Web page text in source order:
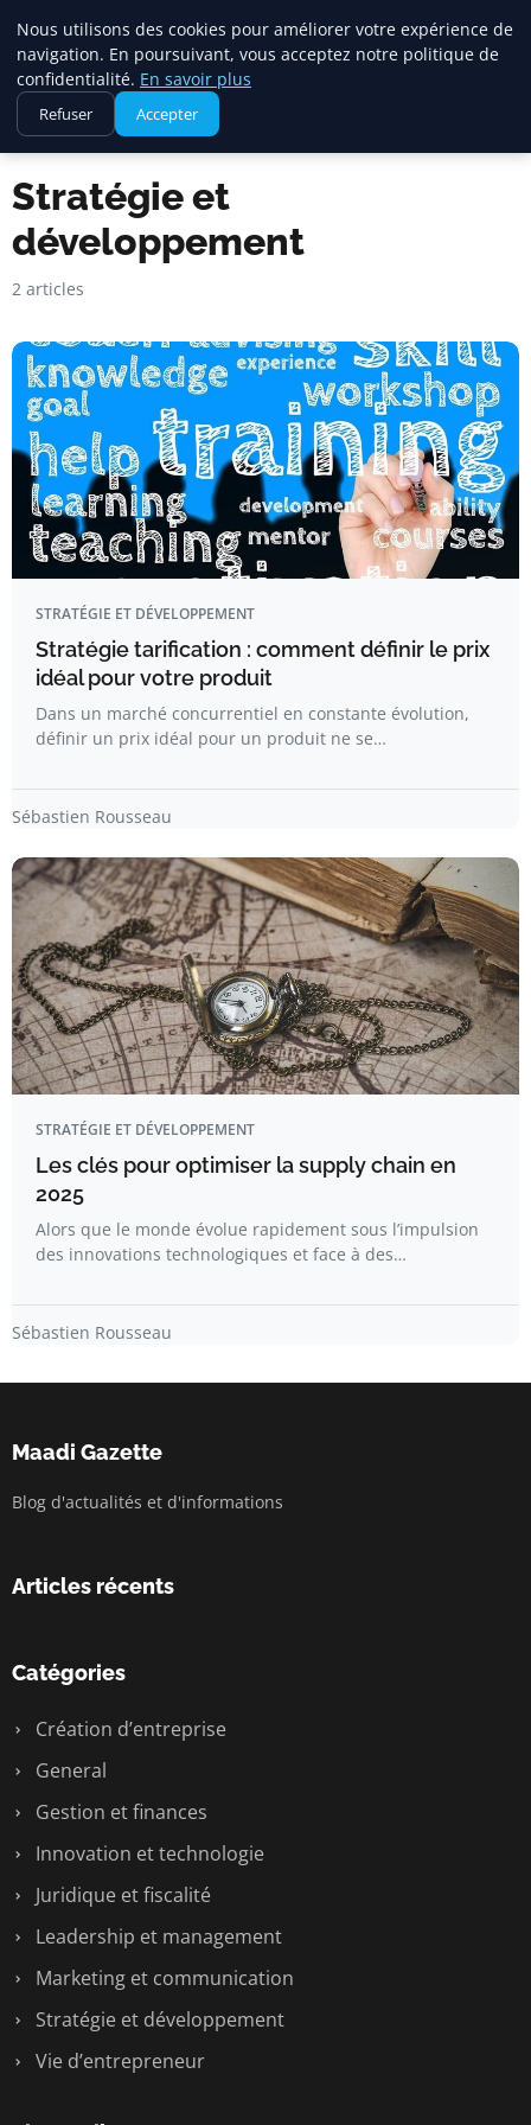
Maadi Gazette
Accueil Stratégie et développement
Stratégie et
développement
2 articles
STRATÉGIE ET DÉVELOPPEMENT
Stratégie tarification : comment définir le prix
idéal pour votre produit
Dans un marché concurrentiel en constante évolution,
définir un prix idéal pour un produit ne se…
Sébastien Rousseau
STRATÉGIE ET DÉVELOPPEMENT
Les clés pour optimiser la supply chain en
2025
Alors que le monde évolue rapidement sous l’impulsion
des innovations technologiques et face à des…
Sébastien Rousseau
Maadi Gazette
Blog d'actualités et d'informations
Articles récents
Catégories
Création d’entreprise
General
Gestion et finances
Innovation et technologie
Juridique et fiscalité
Leadership et management
Marketing et communication
Stratégie et développement
Vie d’entrepreneur
Nous utilisons des cookies pour améliorer votre expérience de
navigation. En poursuivant, vous acceptez notre politique de
confidentialité. En savoir plus
Refuser Accepter